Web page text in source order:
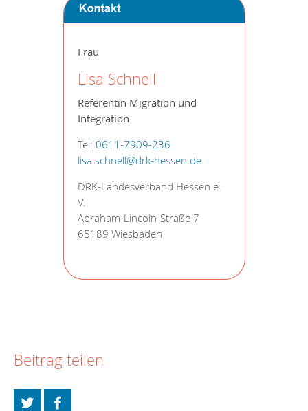
Frau
Lisa Schnell
Referentin Migration und
Integration
Tel: 0611-7909-236
lisa.schnell@drk-hessen.de
DRK-Landesverband Hessen e.
V.
Abraham-Lincoln-Straße 7
65189 Wiesbaden
Beitrag teilen